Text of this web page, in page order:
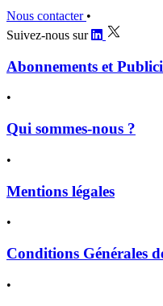
Nous contacter •
Suivez-nous sur
Abonnements et
•
Qui sommes-nous ?
•
Mentions légales
•
Conditions Générales
•